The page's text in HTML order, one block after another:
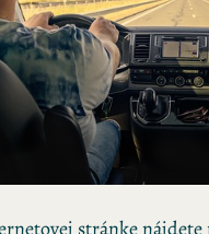
stránke